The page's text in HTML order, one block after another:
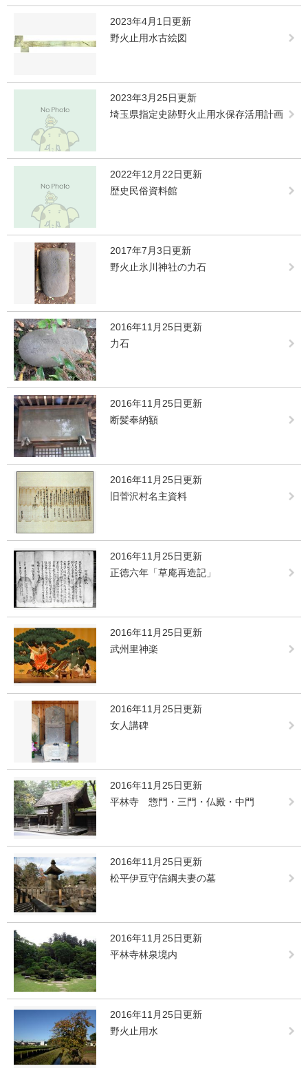
2023年4月1日更新
野火止用水古絵図
2023年3月25日更新
埼玉県指定史跡野火止用水保存活用計画
2022年12月22日更新
歴史民俗資料館
2017年7月3日更新
野火止氷川神社の力石
2016年11月25日更新
力石
2016年11月25日更新
断髪奉納額
2016年11月25日更新
旧菅沢村名主資料
2016年11月25日更新
正徳六年「草庵再造記」
2016年11月25日更新
武州里神楽
2016年11月25日更新
女人講碑
2016年11月25日更新
平林寺 惣門・三門・仏殿・中門
2016年11月25日更新
松平伊豆守信綱夫妻の墓
2016年11月25日更新
平林寺林泉境内
2016年11月25日更新
野火止用水